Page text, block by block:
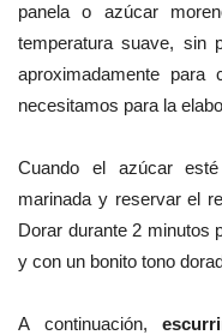
panela o azúcar
temperatura suave, sin
aproximadamente para
necesitamos para la
Cuando el azúcar
marinada y reservar el
Dorar durante 2 minutos
y con un bonito tono
A continuación,